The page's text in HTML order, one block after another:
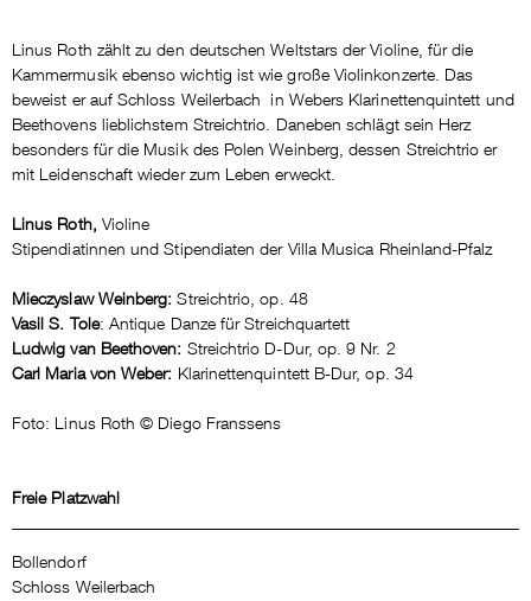
Linus Roth zählt zu den deutschen Weltstars der Violine, für die
Kammermusik ebenso wichtig ist wie große Violinkonzerte. Das
beweist er auf Schloss Weilerbach in Webers Klarinettenquintett und
Beethovens lieblichstem Streichtrio. Daneben schlägt sein Herz
besonders für die Musik des Polen Weinberg, dessen Streichtrio er
mit Leidenschaft wieder zum Leben erweckt.
Linus Roth,Violine
Stipendiatinnen und Stipendiaten der Villa Musica Rheinland-Pfalz
Mieczyslaw Weinberg:Streichtrio, op. 48
Vasil S. Tole: Antique Danze für Streichquartett
Ludwig van Beethoven:Streichtrio D-Dur, op. 9 Nr. 2
Carl Maria von Weber: Klarinettenquintett B-Dur, op. 34
Foto: Linus Roth © Diego Franssens
Freie Platzwahl
Bollendorf
Schloss Weilerbach